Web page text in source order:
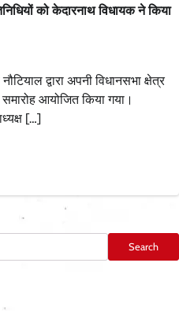
को केदारनाथ विधायक ने किया
द्वारा अपनी विधानसभा क्षेत्र
आयोजित किया गया।
[…]
Search